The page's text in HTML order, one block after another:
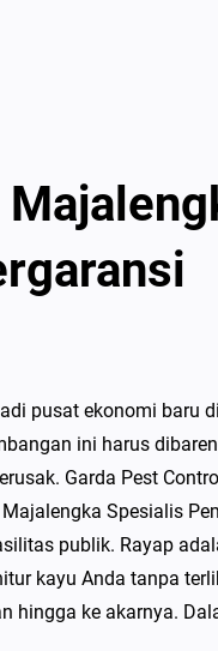
pusat ekonomi baru
ini harus
Garda Pest
Spesialis
publik. Rayap
kayu Anda tanpa
hingga ke akarnya.